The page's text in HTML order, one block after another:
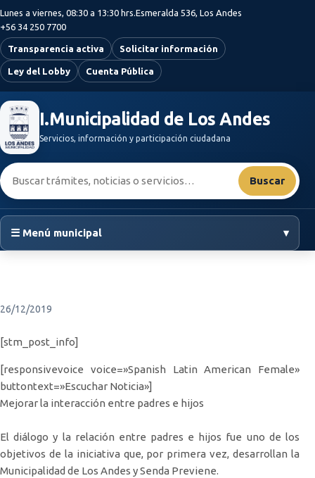
Saltar al contenido principal
Lunes a viernes, 08:30 a 13:30 hrs.Esmeralda 536, Los Andes
+56 34 250 7700
Transparencia activa Solicitar información
Ley del Lobby Cuenta Pública
I.Municipalidad de Los Andes
Servicios, información y participación ciudadana
Buscar:
Buscar
☰ Menú municipal ▾
26/12/2019
[stm_post_info]
[responsivevoice voice=»Spanish Latin American Female»
buttontext=»Escuchar Noticia»]
Mejorar la interacción entre padres e hijos
El diálogo y la relación entre padres e hijos fue uno de los
objetivos de la iniciativa que, por primera vez, desarrollan la
Municipalidad de Los Andes y Senda Previene.